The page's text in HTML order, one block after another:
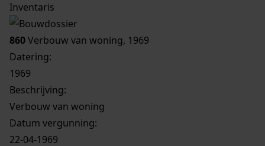
Inventaris
860Verbouw van woning, 1969
Datering:
1969
Beschrijving:
Verbouw van woning
Datum vergunning:
22-04-1969